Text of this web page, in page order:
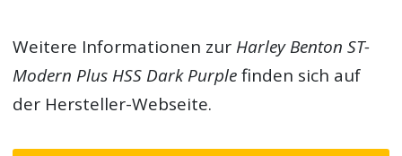
Weitere Informationen zur Harley Benton ST-
Modern Plus HSS Dark Purplefinden sich auf
der Hersteller-Webseite.